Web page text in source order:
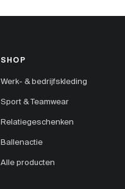
SHOP
Werk- & bedrijfskleding
Sport & Teamwear
Relatiegeschenken
Ballenactie
Alle producten